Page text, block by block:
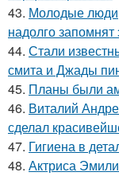
43. Молодые
надолго запомнят
44. Стали
смита и Джады
45. Планы были
46. Виталий
сделал
47. Гигиена в
48. Актриса